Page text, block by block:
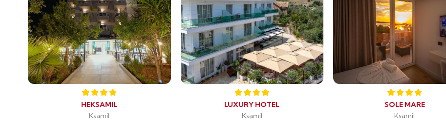
HEKSAMIL
Ksamil
LUXURY HOTEL
Ksamil
SOLE MARE
Ksamil